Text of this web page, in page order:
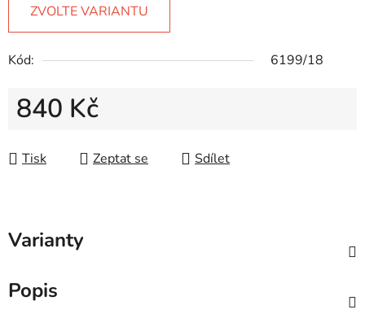
ZVOLTE VARIANTU
Kód: 6199/18
840 Kč
Tisk
Zeptat se Sdílet
Varianty
Popis